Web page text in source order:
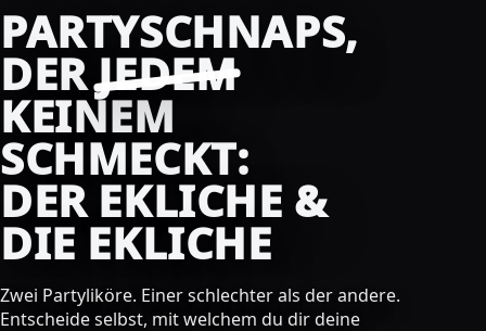
PARTYSCHNAPS,
DERJEDEM
KEINEM
SCHMECKT:
DER EKLICHE &
DIE EKLICHE
Zwei Partyliköre. Einer schlechter als der andere.
Entscheide selbst, mit welchem du dir deine